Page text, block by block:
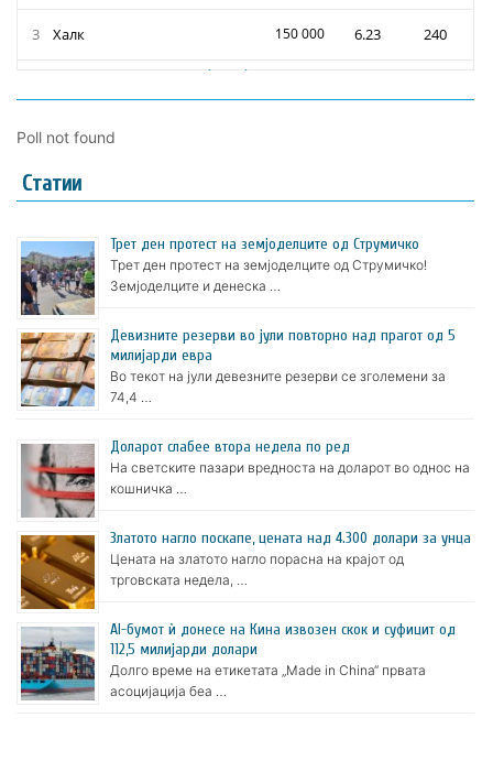
Poll not found
Статии
Трет ден протест на земјоделците од Струмичко
Трет ден протест на земјоделците од Струмичко!
Земјоделците и денеска …
Девизните резерви во јули повторно над прагот од 5
милијарди евра
Во текот на јули девезните резерви се зголемени за
74,4 …
Доларот слабее втора недела по ред
На светските пазари вредноста на доларот во однос на
кошничка …
Златото нагло поскапе, цената над 4.300 долари за унца
Цената на златото нагло порасна на крајот од
трговската недела, …
AI-бумот ѝ донесе на Кина извозен скок и суфицит од
112,5 милијарди долари
Долго време на етикетата „Made in China“ првата
асоцијација беа …